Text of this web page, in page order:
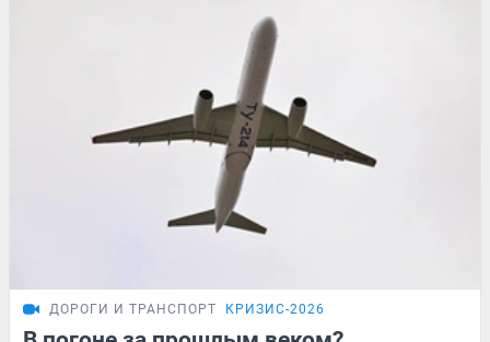
ДОРОГИ И ТРАНСПОРТ КРИЗИС-2026